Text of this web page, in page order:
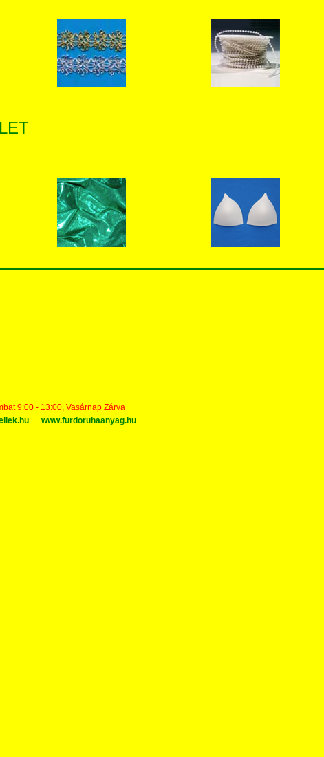
9:00 - 13:00, Vasárnap Zárva
www.furdoruhaanyag.hu